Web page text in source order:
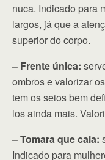
nuca. Indicado para
largos, já que a
superior do corpo.
– Frente única:
ombros e valorizar
tem os seios bem
los ainda mais.
– Tomara que caia:
Indicado para